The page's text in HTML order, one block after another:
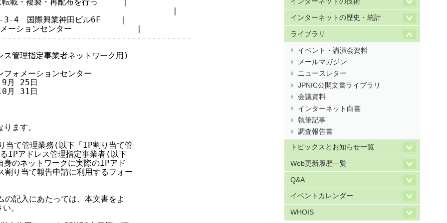
インターネットの歴史・統計
ライブラリ
イベント・講演会資料
メールマガジン
ニュースレター
JPNIC公開文書ライブラリ
会議資料
インターネット白書
執筆記事
調査報告書
トピックスとお知らせ一覧
Web更新履歴一覧
Q&A
イベントカレンダー
WHOIS